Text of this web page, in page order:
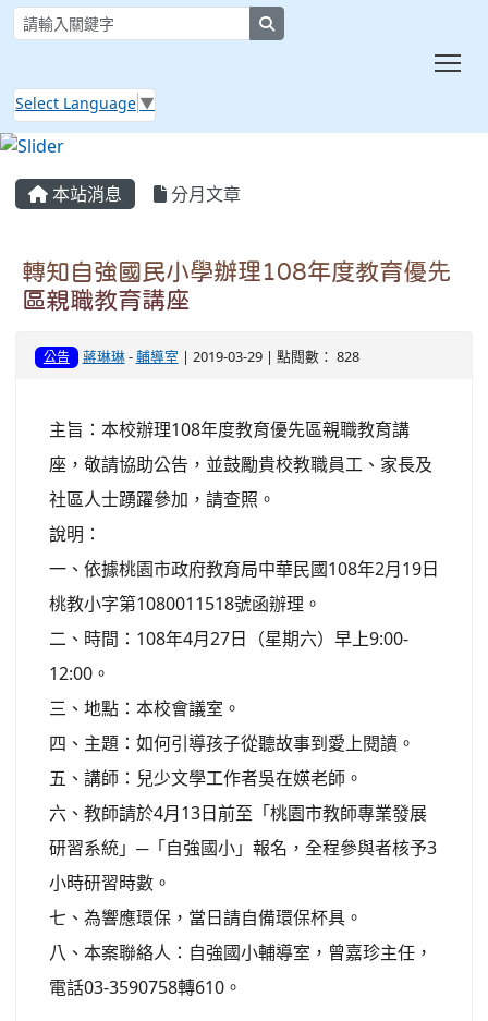
Select Language ▼
本站消息 分月文章
轉知自強國民小學辦理108年度教育優先
區親職教育講座
公告 蔣琳琳-輔導室 | 2019-03-29 | 點閱數： 828
主旨：本校辦理108年度教育優先區親職教育講
座，敬請協助公告，並鼓勵貴校教職員工、家長及
社區人士踴躍參加，請查照。
說明：
一、依據桃園市政府教育局中華民國108年2月19日
桃教小字第1080011518號函辦理。
二、時間：108年4月27日（星期六）早上9:00-
12:00。
三、地點：本校會議室。
四、主題：如何引導孩子從聽故事到愛上閱讀。
五、講師：兒少文學工作者吳在媖老師。
六、教師請於4月13日前至「桃園市教師專業發展
研習系統」─「自強國小」報名，全程參與者核予3
小時研習時數。
七、為響應環保，當日請自備環保杯具。
八、本案聯絡人：自強國小輔導室，曾嘉珍主任，
電話03-3590758轉610。